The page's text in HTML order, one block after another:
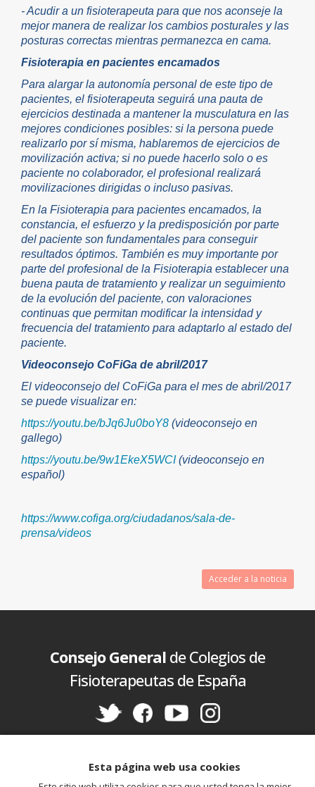
- Acudir a un fisioterapeuta para que nos aconseje la
mejor manera de realizar los cambios posturales y las
posturas correctas mientras permanezca en cama.
Fisioterapia en pacientes encamados
Para alargar la autonomía personal de este tipo de
pacientes, el fisioterapeuta seguirá una pauta de
ejercicios destinada a mantener la musculatura en las
mejores condiciones posibles: si la persona puede
realizarlo por sí misma, hablaremos de ejercicios de
movilización activa; si no puede hacerlo solo o es
paciente no colaborador, el profesional realizará
movilizaciones dirigidas o incluso pasivas.
En la Fisioterapia para pacientes encamados, la
constancia, el esfuerzo y la predisposición por parte
del paciente son fundamentales para conseguir
resultados óptimos. También es muy importante por
parte del profesional de la Fisioterapia establecer una
buena pauta de tratamiento y realizar un seguimiento
de la evolución del paciente, con valoraciones
continuas que permitan modificar la intensidad y
frecuencia del tratamiento para adaptarlo al estado del
paciente.
Videoconsejo CoFiGa de abril/2017
El videoconsejo del CoFiGa para el mes de abril/2017
se puede visualizar en:
https://youtu.be/bJq6Ju0boY8 (videoconsejo en
gallego)
https://youtu.be/9w1EkeX5WCI(videoconsejo en
español)
https://www.cofiga.org/ciudadanos/sala-de-
prensa/videos
Acceder a la noticia
Consejo General de Colegios de
Fisioterapeutas de España
Esta página web usa cookies